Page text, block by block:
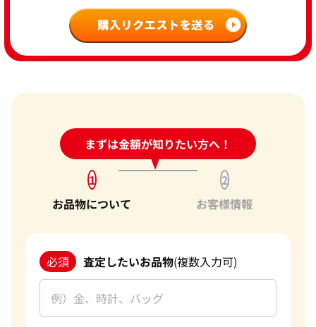
まずは金額が知りたい方へ！
24時間受付中!問い合わせフォーム
1
お品物について
2
お客様情報
必須 査定したいお品物(複数入力可)